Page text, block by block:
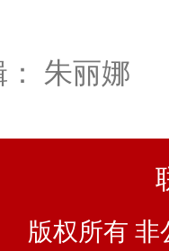
朱丽娜
版权所有 非